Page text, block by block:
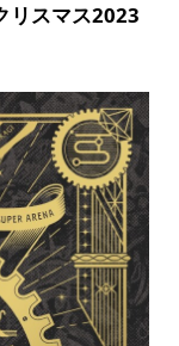
リスマス2023